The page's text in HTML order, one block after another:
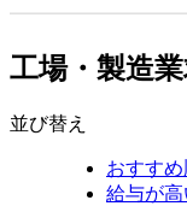
工場・製造
並び替え
おすすめ
給与が